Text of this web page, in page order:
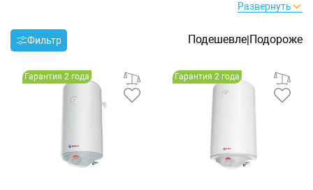
Бойлеры Bosch
Бойлеры Zeus
Вертикальные бойлеры
Горизонтальные бойлеры
Плоские бойлеры
Бойлеры 30 литров
Бойлеры 50 литров
Бойлеры 80 литров
Развернуть
Фильтр Подешевле|Подороже
Гарантия 2 года Гарантия 2 года